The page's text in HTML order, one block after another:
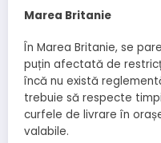
Marea Britanie
În Marea Britanie, se
puțin afectată de
încă nu există
trebuie să respecte
curfele de livrare în
valabile.